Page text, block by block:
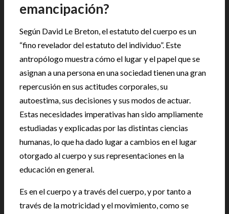
emancipación?
Según David Le Breton, el estatuto del cuerpo es un
“fino revelador del estatuto del individuo”. Este
antropólogo muestra cómo el lugar y el papel que se
asignan a una persona en una sociedad tienen una gran
repercusión en sus actitudes corporales, su
autoestima, sus decisiones y sus modos de actuar.
Estas necesidades imperativas han sido ampliamente
estudiadas y explicadas por las distintas ciencias
humanas, lo que ha dado lugar a cambios en el lugar
otorgado al cuerpo y sus representaciones en la
educación en general.
Es en el cuerpo y a través del cuerpo, y por tanto a
través de la motricidad y el movimiento, como se